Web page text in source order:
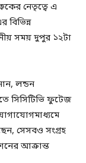
নেতৃত্বে এ
সময় দুপুর ১২টা
লন্ডন
সিসিটিভি ফুটেজ
সেসবও সংগ্রহ
আক্রান্ত